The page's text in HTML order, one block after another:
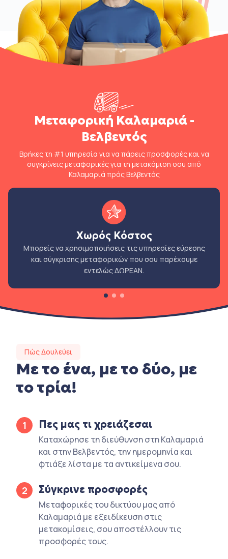
Μεταφορική Καλαμαριά -
Βελβεντός
Βρήκες τη #1 υπηρεσία για να πάρεις προσφορές και να
συγκρίνεις μεταφορικές για τη μετακόμιση σου από
Καλαμαριά πρός Βελβεντός
Χωρός Κόστος
Μπορείς να χρησιμοποιήσεις τις υπηρεσίες εύρεσης
και σύγκρισης μεταφορικών που σου παρέχουμε
εντελώς ΔΩΡΕΑΝ.
Πώς Δουλεύει
Με το ένα, με το δύο, με
το τρία!
1 Πες μας τι χρειάζεσαι
Καταχώρησε τη διεύθυνση στη Καλαμαριά
και στην Βελβεντός, την ημερομηνία και
φτιάξε λίστα με τα αντικείμενα σου.
2 Σύγκρινε προσφορές
Μεταφορικές του δικτύου μας από
Καλαμαριά με εξειδίκευση στις
μετακομίσεις, σου αποστέλλουν τις
προσφορές τους.